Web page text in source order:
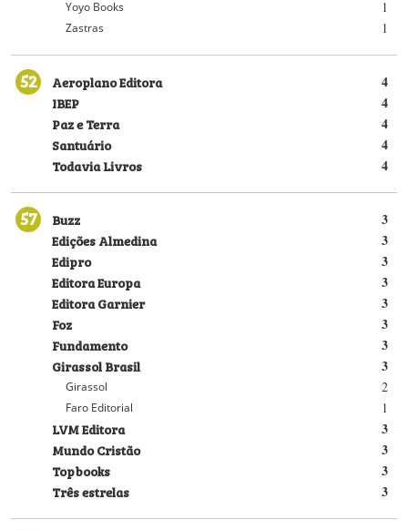
1
Yoyo Books
1
Zastras
52 4
Aeroplano Editora
4
IBEP
4
Paz e Terra
4
Santuário
4
Todavia Livros
57 3
Buzz
3
Edições Almedina
3
Edipro
3
Editora Europa
3
Editora Garnier
3
Foz
3
Fundamento
3
Girassol Brasil
2
Girassol
1
Faro Editorial
3
LVM Editora
3
Mundo Cristão
3
Topbooks
3
Três estrelas